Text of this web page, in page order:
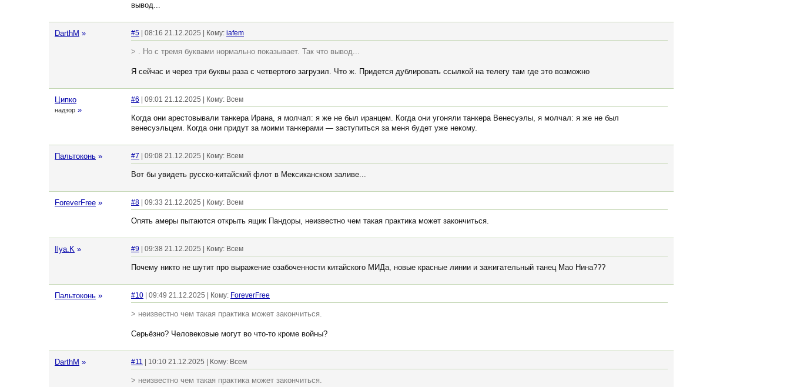
вывод...
DarthM » #5 | 08:16 21.12.2025 | Кому: iafem
> . Но с тремя буквами нормально показывает. Так что вывод...
Я сейчас и через три буквы раза с четвертого загрузил. Что ж. Придется дублировать ссылкой на телегу там где это возможно
Ципко
надзор »
#6 | 09:01 21.12.2025 | Кому: Всем
Когда они арестовывали танкера Ирана, я молчал: я же не был иранцем. Когда они угоняли танкера Венесуэлы, я молчал: я же не был
венесуэльцем. Когда они придут за моими танкерами — заступиться за меня будет уже некому.
Пальтоконь » #7 | 09:08 21.12.2025 | Кому: Всем
Вот бы увидеть русско-китайский флот в Мексиканском заливе...
ForeverFree » #8 | 09:33 21.12.2025 | Кому: Всем
Опять амеры пытаются открыть ящик Пандоры, неизвестно чем такая практика может закончиться.
Ilya.K » #9 | 09:38 21.12.2025 | Кому: Всем
Почему никто не шутит про выражение озабоченности китайского МИДа, новые красные линии и зажигательный танец Мао Нина???
Пальтоконь » #10 | 09:49 21.12.2025 | Кому: ForeverFree
> неизвестно чем такая практика может закончиться.
Серьёзно? Человековые могут во что-то кроме войны?
DarthM » #11 | 10:10 21.12.2025 | Кому: Всем
> неизвестно чем такая практика может закончиться.